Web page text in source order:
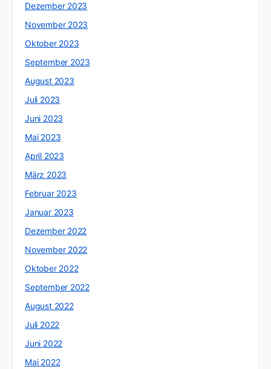
Dezember 2023
November 2023
Oktober 2023
September 2023
August 2023
Juli 2023
Juni 2023
Mai 2023
April 2023
März 2023
Februar 2023
Januar 2023
Dezember 2022
November 2022
Oktober 2022
September 2022
August 2022
Juli 2022
Juni 2022
Mai 2022